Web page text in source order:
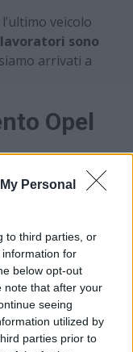
Personal
to third parties, or
for
below opt-out
note that after your
seeing
utilized by
parties prior to
veicolo
lavoratori sono
arrivati a
Opel
tempo, dato che
la sua
a Ellesmere
la decisione –
– come